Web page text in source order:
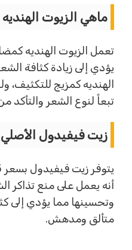
ماهي الزيوت الهنديه
تعمل الزيوت الهنديه
يؤدي إلى زيادة كثافة
الهنديه كمزيج للتكثيف،
تبعاً لنوع الشعر والتأكد
زيت فيفيدول الأصلي
أنه يعمل على منع تذاكر
وتحسينها مما يؤدي إلى
متألق ومدهش.